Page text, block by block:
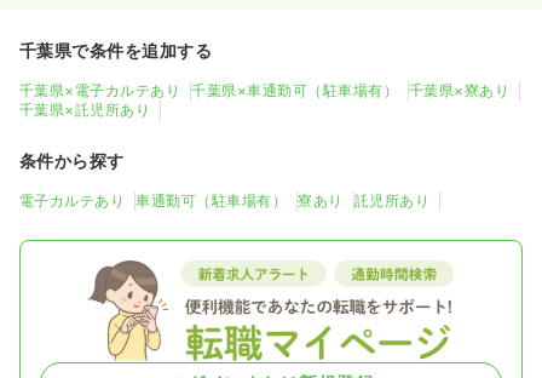
千葉県で条件を追加する
千葉県×電子カルテあり 千葉県×車通勤可（駐車場有）
千葉県×寮あり
千葉県×託児所あり
条件から探す
電子カルテあり 車通勤可（駐車場有） 寮あり 託児所あり